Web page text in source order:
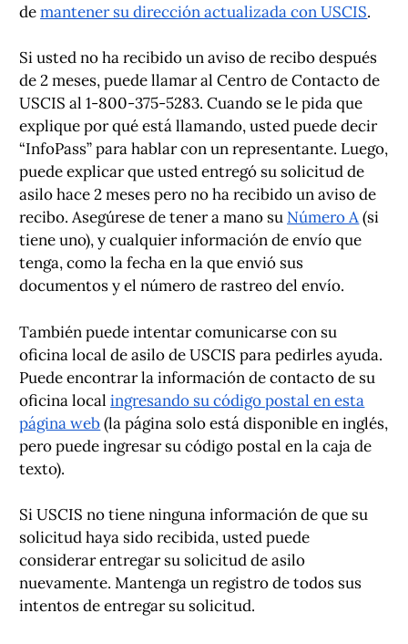
demantener su dirección actualizada con USCIS.
Si usted no ha recibido un aviso de recibo después
de 2 meses, puede llamar al Centro de Contacto de
USCIS al 1-800-375-5283. Cuando se le pida que
explique por qué está llamando, usted puede decir
“InfoPass” para hablar con un representante. Luego,
puede explicar que usted entregó su solicitud de
asilo hace 2 meses pero no ha recibido un aviso de
recibo. Asegúrese de tener a mano su Número A(si
tiene uno), y cualquier información de envío que
tenga, como la fecha en la que envió sus
documentos y el número de rastreo del envío.
También puede intentar comunicarse con su
oficina local de asilo de USCIS para pedirles ayuda.
Puede encontrar la información de contacto de su
oficina localingresando su código postal en esta
página web(la página solo está disponible en inglés,
pero puede ingresar su código postal en la caja de
texto).
Si USCIS no tiene ninguna información de que su
solicitud haya sido recibida, usted puede
considerar entregar su solicitud de asilo
nuevamente. Mantenga un registro de todos sus
intentos de entregar su solicitud.